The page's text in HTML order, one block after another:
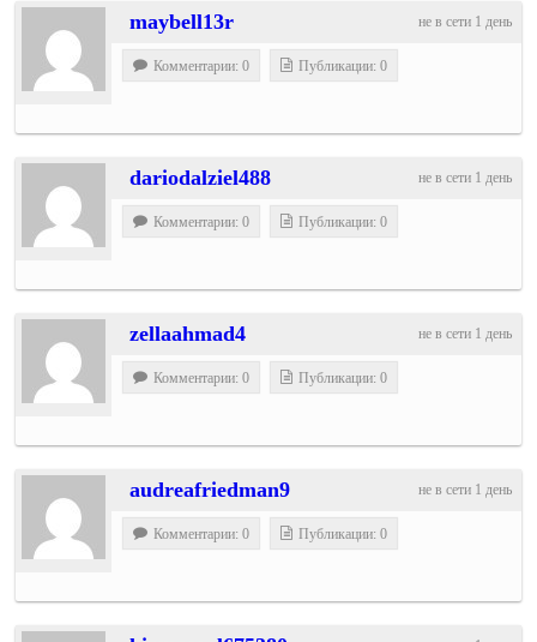
не в сети 1 день
maybell13r
Комментарии: 0 Публикации: 0
не в сети 1 день
dariodalziel488
Комментарии: 0 Публикации: 0
не в сети 1 день
zellaahmad4
Комментарии: 0 Публикации: 0
не в сети 1 день
audreafriedman9
Комментарии: 0 Публикации: 0